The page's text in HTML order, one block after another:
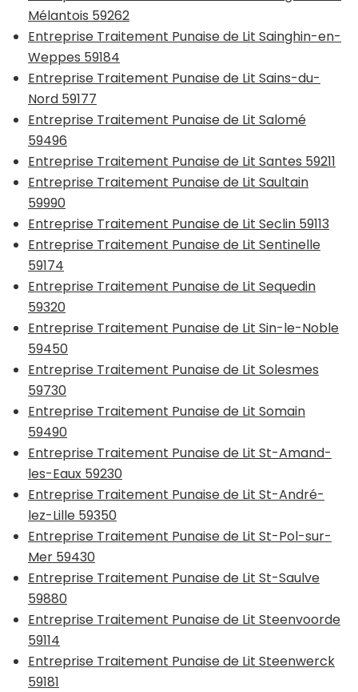
Mélantois 59262
Entreprise Traitement Punaise de Lit Sainghin-en-
Weppes 59184
Entreprise Traitement Punaise de Lit Sains-du-
Nord 59177
Entreprise Traitement Punaise de Lit Salomé
59496
Entreprise Traitement Punaise de Lit Santes 59211
Entreprise Traitement Punaise de Lit Saultain
59990
Entreprise Traitement Punaise de Lit Seclin 59113
Entreprise Traitement Punaise de Lit Sentinelle
59174
Entreprise Traitement Punaise de Lit Sequedin
59320
Entreprise Traitement Punaise de Lit Sin-le-Noble
59450
Entreprise Traitement Punaise de Lit Solesmes
59730
Entreprise Traitement Punaise de Lit Somain
59490
Entreprise Traitement Punaise de Lit St-Amand-
les-Eaux 59230
Entreprise Traitement Punaise de Lit St-André-
lez-Lille 59350
Entreprise Traitement Punaise de Lit St-Pol-sur-
Mer 59430
Entreprise Traitement Punaise de Lit St-Saulve
59880
Entreprise Traitement Punaise de Lit Steenvoorde
59114
Entreprise Traitement Punaise de Lit Steenwerck
59181